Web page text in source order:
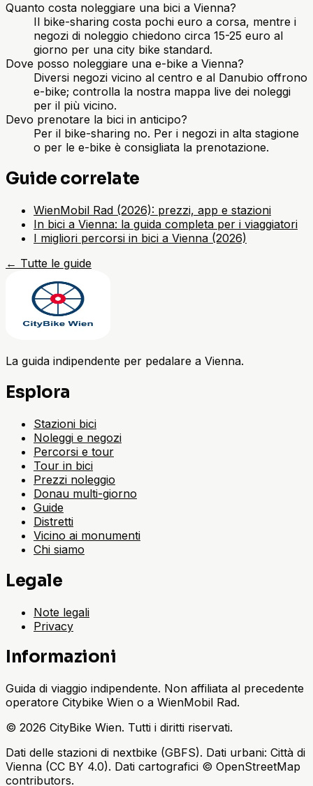
Quanto costa noleggiare una bici a Vienna?
Il bike-sharing costa pochi euro a corsa, mentre i
negozi di noleggio chiedono circa 15-25 euro al
giorno per una city bike standard.
Dove posso noleggiare una e-bike a Vienna?
Diversi negozi vicino al centro e al Danubio offrono
e-bike; controlla la nostra mappa live dei noleggi
per il più vicino.
Devo prenotare la bici in anticipo?
Per il bike-sharing no. Per i negozi in alta stagione
o per le e-bike è consigliata la prenotazione.
Guide correlate
WienMobil Rad (2026): prezzi, app e stazioni
In bici a Vienna: la guida completa per i viaggiatori
I migliori percorsi in bici a Vienna (2026)
← Tutte le guide
La guida indipendente per pedalare a Vienna.
Esplora
Stazioni bici
Noleggi e negozi
Percorsi e tour
Tour in bici
Prezzi noleggio
Donau multi-giorno
Guide
Distretti
Vicino ai monumenti
Chi siamo
Legale
Note legali
Privacy
Informazioni
Guida di viaggio indipendente. Non affiliata al precedente
operatore Citybike Wien o a WienMobil Rad.
© 2026 CityBike Wien. Tutti i diritti riservati.
Dati delle stazioni di nextbike (GBFS). Dati urbani: Città di
Vienna (CC BY 4.0). Dati cartografici © OpenStreetMap
contributors.